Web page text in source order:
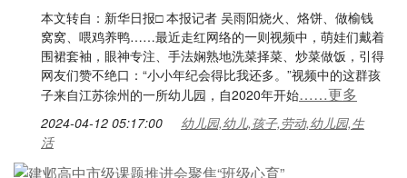
本文转自：新华日报□ 本报记者 吴雨阳烧火、烙饼、做榆钱
窝窝、喂鸡养鸭……最近走红网络的一则视频中，萌娃们戴着
围裙套袖，眼神专注、手法娴熟地洗菜择菜、炒菜做饭，引得
网友们赞不绝口：“小小年纪会得比我还多。”视频中的这群孩
子来自江苏徐州的一所幼儿园，自2020年开始……更多
2024-04-12 05:17:00
幼儿园,幼儿,孩子,劳动,幼儿园,生
活